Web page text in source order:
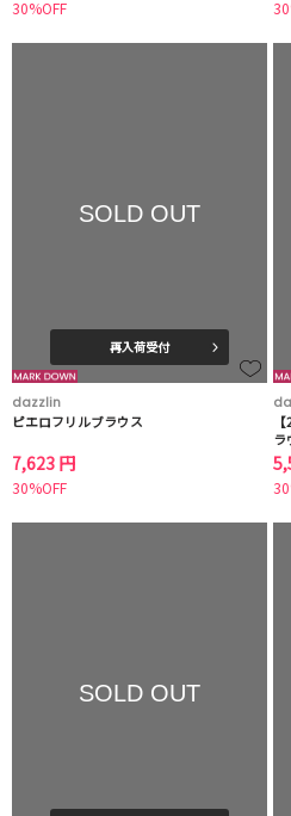
30%OFF
SOLD OUT
再入荷受付
dazzlin
ピエロフリルブラウス
7,623 円
30%OFF
ラ
SOLD OUT